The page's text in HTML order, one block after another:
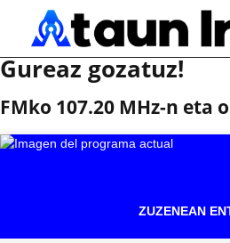
Gureaz gozatuz!
FMko 107.20 MHz-n eta
ZUZENEAN